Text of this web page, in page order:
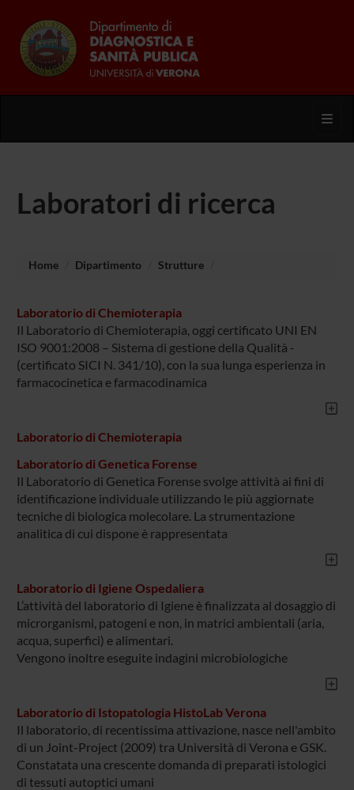
Laboratori di ricerca
Home Dipartimento Strutture
Laboratorio di Chemioterapia
Il Laboratorio di Chemioterapia, oggi certificato UNI EN
ISO 9001:2008 – Sistema di gestione della Qualità -
(certificato SICI N. 341/10), con la sua lunga esperienza in
farmacocinetica e farmacodinamica
Laboratorio di Chemioterapia
Laboratorio di Genetica Forense
Il Laboratorio di Genetica Forense svolge attività ai fini di
identificazione individuale utilizzando le più aggiornate
tecniche di biologica molecolare. La strumentazione
analitica di cui dispone è rappresentata
Laboratorio di Igiene Ospedaliera
L’attività del laboratorio di Igiene è finalizzata al dosaggio di
microrganismi, patogeni e non, in matrici ambientali (aria,
acqua, superfici) e alimentari.
Vengono inoltre eseguite indagini microbiologiche
Laboratorio di Istopatologia HistoLab Verona
Il laboratorio, di recentissima attivazione, nasce nell'ambito
di un Joint-Project (2009) tra Università di Verona e GSK.
Constatata una crescente domanda di preparati istologici
di tessuti autoptici umani